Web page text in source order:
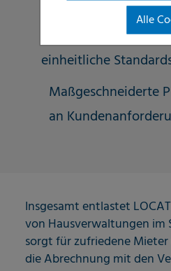
national
(Deutschland und
einheitliche
Maßgeschneiderte
an
Insgesamt entlastet
von Hausverwaltungen im
sorgt für zufriedene
die Abrechnung mit den
Alle